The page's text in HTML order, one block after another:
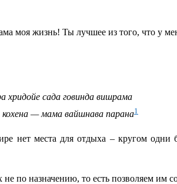
моя жизнь! Ты лучшее из того, что у
хридойе сада говинда вишрама
кохена — мама вайшнава парана1
нет места для отдыха – кругом одни
не по назначению, то есть позволяем